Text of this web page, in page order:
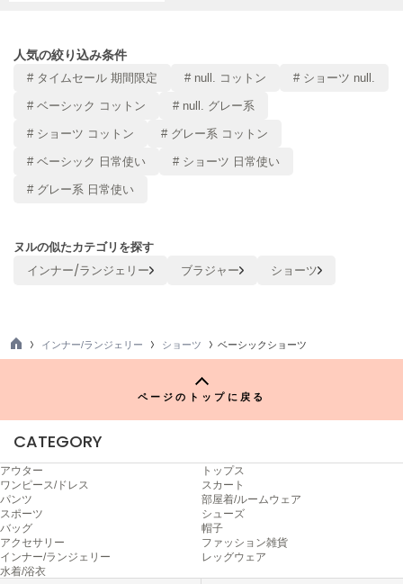
LILY BROWN
リリーブラウン
リリーブラウンランジェリー
リトルユニオン トウキョウ
made of Organics
メイドオブオーガニクス
MIESROHE
ミーエスミーム
Mila Owen
ミラオーウェン
MOIGE
モワージュ
MUCHA
ミュシャ
人気の絞り込み条件
# タイムセール 期間限定 # null. コットン # ショーツ null.
# ベーシック コットン # null. グレー系
# ショーツ コットン # グレー系 コットン
# ベーシック 日常使い # ショーツ 日常使い
# グレー系 日常使い
ヌルの似たカテゴリを探す
インナー/ランジェリー ブラジャー ショーツ
TO
インナー/ランジェリー ショーツ ベーシックショーツ
ページのトップに戻る
CATEGORY
アウター
トップス
ワンピース/ドレス
スカート
パンツ
部屋着/ルームウェア
スポーツ
シューズ
バッグ
帽子
アクセサリー
ファッション雑貨
インナー/ランジェリー
レッグウェア
水着/浴衣